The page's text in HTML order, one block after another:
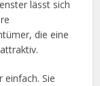
lässt sich
die eine
einfach. Sie